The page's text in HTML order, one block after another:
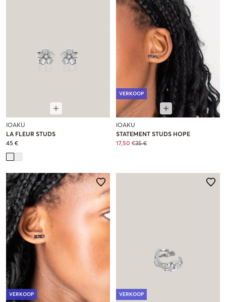
IOAKU
LA FLEUR STUDS
45 €
VERKOOP
IOAKU
STATEMENT STUDS HOPE
17,50 €35 €
VERKOOP VERKOOP